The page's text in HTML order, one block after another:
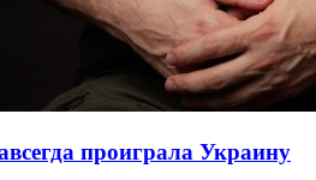
проиграла Украину